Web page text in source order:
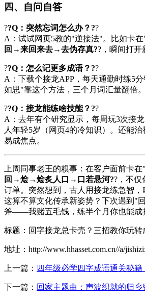
四、自问自答
??Q：突然忘词怎么办？??
A：试试网页5教的"逆接法"。比如卡
回→来回来去→去伪存真??，瞬间打开
??Q：怎么记更多成语？??
A：下载个接龙APP，每天通勤时练5
如思"靠这个方法，三个月词汇量翻倍。
??Q：接龙能练啥技能？??
A：去年有个研究显示，每周玩3次接
人年轻5岁（网页4的冷知识）。还能
易成焦点。
上周同事老王的糗事：在客户面前卡
回→烩→烩炙人口→口若悬河??，不仅
订单。突然想到，古人用接龙练急智，
这算不算文化传承新姿势？下次遇到"
斧——我赌五毛钱，练半个月你也能成
标题：回字接龙总卡壳？三招教你玩转
地址：http://www.hhasset.com.cn//a/
上一篇： 四年级必学四字成语通关秘籍
下一篇： 回家主题曲：声波织就的归乡